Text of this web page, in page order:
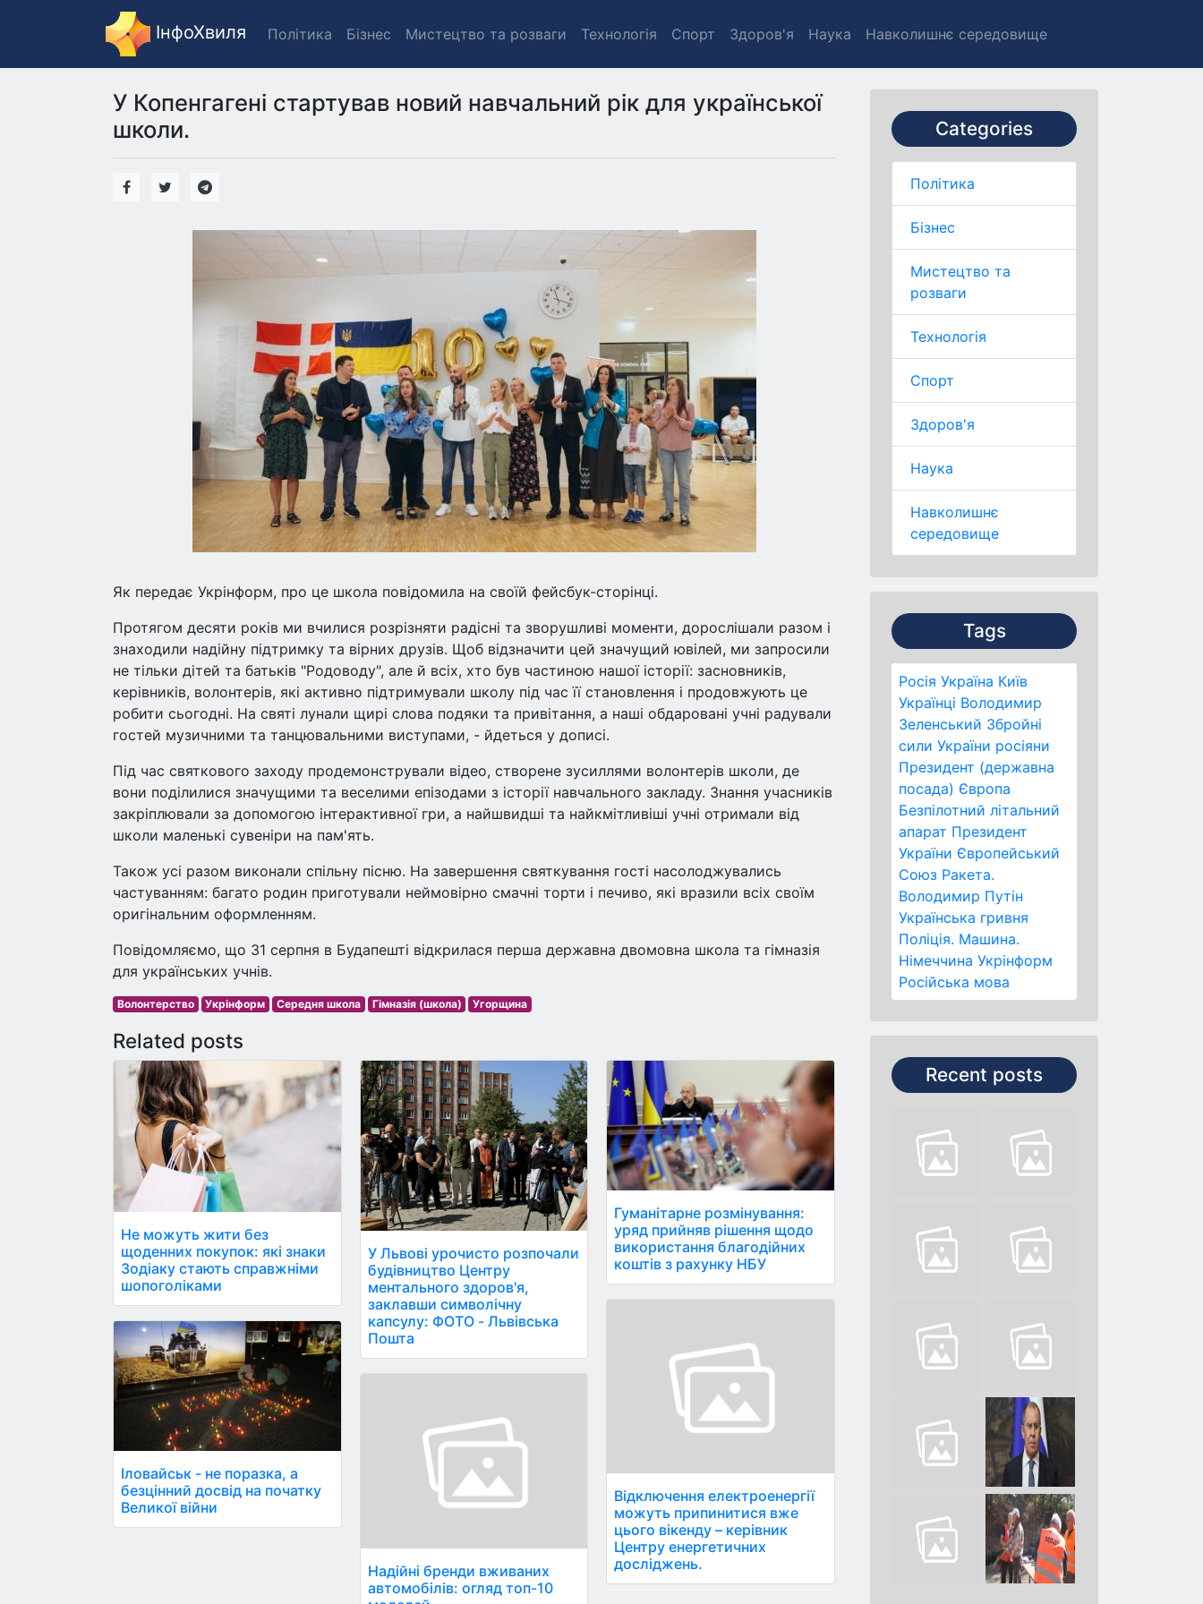
ІнфоХвиля Політика Бізнес Мистецтво та розваги Технологія Спорт Здоров'я Наука Навколишнє середовище
Categories
Політика
Бізнес
Мистецтво та
розваги
Технологія
Спорт
Здоров'я
Наука
Навколишнє
середовище
Tags
Росія Україна Київ
Українці Володимир
Зеленський Збройні
сили України росіяни
Президент (державна
посада) Європа
Безпілотний літальний
апарат Президент
України Європейський
Союз Ракета.
Володимир Путін
Українська гривня
Поліція. Машина.
Німеччина Укрінформ
Російська мова
Recent posts
У Копенгагені стартував новий навчальний рік для української
школи.
Як передає Укрінформ, про це школа повідомила на своїй фейсбук-сторінці.
Протягом десяти років ми вчилися розрізняти радісні та зворушливі моменти, дорослішали разом і
знаходили надійну підтримку та вірних друзів. Щоб відзначити цей значущий ювілей, ми запросили
не тільки дітей та батьків "Родоводу", але й всіх, хто був частиною нашої історії: засновників,
керівників, волонтерів, які активно підтримували школу під час її становлення і продовжують це
робити сьогодні. На святі лунали щирі слова подяки та привітання, а наші обдаровані учні радували
гостей музичними та танцювальними виступами, - йдеться у дописі.
Під час святкового заходу продемонстрували відео, створене зусиллями волонтерів школи, де
вони поділилися значущими та веселими епізодами з історії навчального закладу. Знання учасників
закріплювали за допомогою інтерактивної гри, а найшвидші та найкмітливіші учні отримали від
школи маленькі сувеніри на пам'ять.
Також усі разом виконали спільну пісню. На завершення святкування гості насолоджувались
частуванням: багато родин приготували неймовірно смачні торти і печиво, які вразили всіх своїм
оригінальним оформленням.
Повідомляємо, що 31 серпня в Будапешті відкрилася перша державна двомовна школа та гімназія
для українських учнів.
Волонтерство Укрінформ Середня школа Гімназія (школа) Угорщина
Related posts
Не можуть жити без
щоденних покупок: які знаки
Зодіаку стають справжніми
шопоголіками
Іловайськ - не поразка, а
безцінний досвід на початку
Великої війни
У Львові урочисто розпочали
будівництво Центру
ментального здоров'я,
заклавши символічну
капсулу: ФОТО - Львівська
Пошта
Надійні бренди вживаних
автомобілів: огляд топ-10
Гуманітарне розмінування:
уряд прийняв рішення щодо
використання благодійних
коштів з рахунку НБУ
Відключення електроенергії
можуть припинитися вже
цього вікенду – керівник
Центру енергетичних
досліджень.